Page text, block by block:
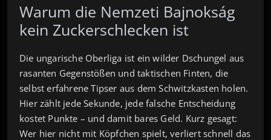
Warum die Nemzeti Bajnokság
kein Zuckerschlecken ist
Die ungarische Oberliga ist ein wilder Dschungel aus
rasanten Gegenstößen und taktischen Finten, die
selbst erfahrene Tipser aus dem Schwitzkasten holen.
Hier zählt jede Sekunde, jede falsche Entscheidung
kostet Punkte – und damit bares Geld. Kurz gesagt:
Wer hier nicht mit Köpfchen spielt, verliert schnell das